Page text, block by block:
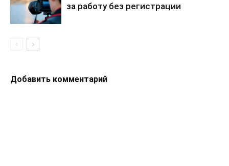
за работу без регистрации
Добавить комментарий